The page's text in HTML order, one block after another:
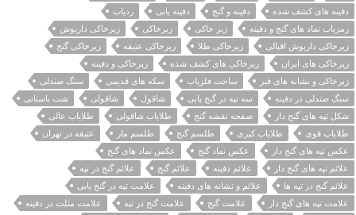
دفینه های کشف شده
دفینه و گنج دفینه یابی
ردیاب
رمزیاب نماد های گنج و دفینه
زیر خاکی زیرخاکی
زیرخاکی داریوش
زیرخاکی داریوش اقبالی
زیرخاکی طلا زیرخاکی عتیقه
زیرخاکی گنج
زیرخاکی های ایران
زیرخاکی های کشف شده
زیرخاکی و دفینه
زیرخاکی و نشانه های قبر
ساخت فلزیاب سکه های قدیمی
سنگ صندلی
سنگ صندلی در دفینه
سه تپه در گنج یابی شاقول شاقولی
شت باستانی
شکل تپه های گنج دار
صفحه نقشه گنج طلایاب شاقولی
طلایاب عالی
طلایاب قوی
طلایاب کبری طلسم گنج طلسم مار
عتیقه در تهران
عکس تپه های گنج دار
عکس نماد گنج
عکس نماد های گنج
علائم تپه های گنج دار
علائم دفینه علائم گنج
علائم گنج در تپه
علائم گنج در تپه ها
علائم و نشانه های دفینه
علامت تپه در گنج یابی
علامت تپه های گنج دار
علامت گنج علامت گنج در تپه
علامت مثلث در دفینه